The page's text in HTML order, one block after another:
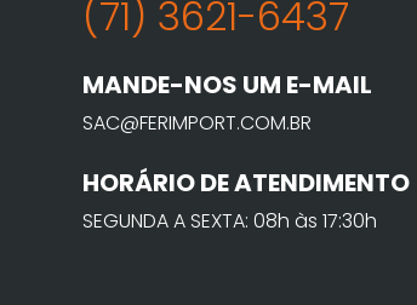
(71) 3621-6437
MANDE-NOS UM E-MAIL
SAC@FERIMPORT.COM.BR
HORÁRIO DE ATENDIMENTO
SEGUNDA A SEXTA: 08h às 17:30h